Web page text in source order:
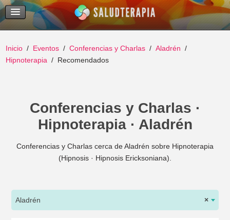
Temas Recientes
Buscar
Inicio Eventos Conferencias y Charlas
Aladrén
Hipnoterapia
Recomendados
Conferencias y Charlas ·
Hipnoterapia · Aladrén
Conferencias y Charlas cerca de Aladrén sobre Hipnoterapia
(Hipnosis · Hipnosis Ericksoniana).
×
Aladrén